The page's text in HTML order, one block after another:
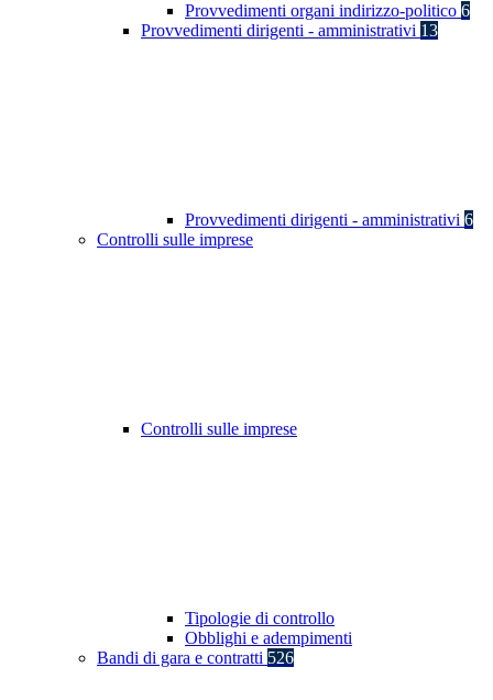
Provvedimenti organi indirizzo-politico 6
Provvedimenti dirigenti - amministrativi 13
Provvedimenti dirigenti - amministrativi 6
Controlli sulle imprese
Controlli sulle imprese
Tipologie di controllo
Obblighi e adempimenti
Bandi di gara e contratti 526